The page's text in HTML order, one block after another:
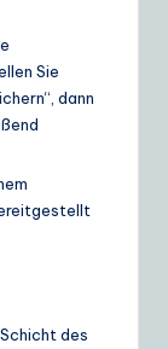
Sie
dann
des